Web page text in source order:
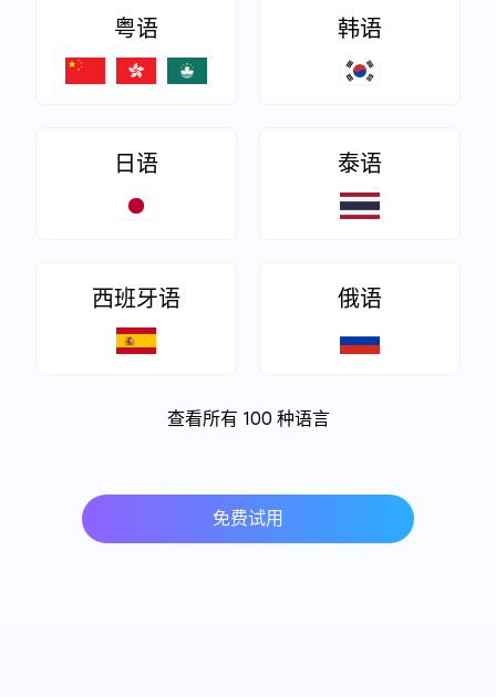
粤语 韩语
日语 泰语
西班牙语 俄语
查看所有 100 种语言
免费试用